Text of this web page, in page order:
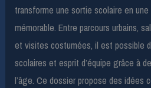
transforme une sortie scolaire en
mémorable. Entre parcours urbains,
et visites costumées, il est possible
scolaires et esprit d’équipe grâce à
l’âge. Ce dossier propose des idées